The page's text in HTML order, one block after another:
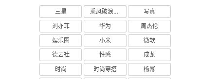
三星 乘风破浪的姐姐
写真
刘亦菲
华为
周杰伦
娱乐圈
小米
微软
德云社
性感
成龙
时尚
时尚穿搭
杨幂